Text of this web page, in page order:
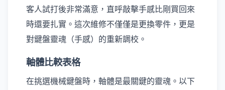
客人試打後非常滿意，直呼敲擊手感比剛買回來
時還要扎實。這次維修不僅僅是更換零件，更是
對鍵盤靈魂（手感）的重新調校。
軸體比較表格
在挑選機械鍵盤時，軸體是最關鍵的靈魂。以下